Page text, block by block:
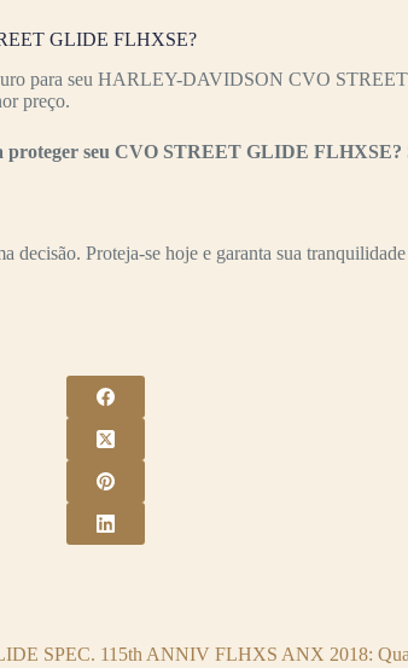
GLIDE FLHXSE?
para seu HARLEY-DAVIDSON CVO
preço.
proteger seu CVO STREET GLIDE FLHXSE?
decisão. Proteja-se hoje e garanta sua
SPEC. 115th ANNIV FLHXS ANX 2018: